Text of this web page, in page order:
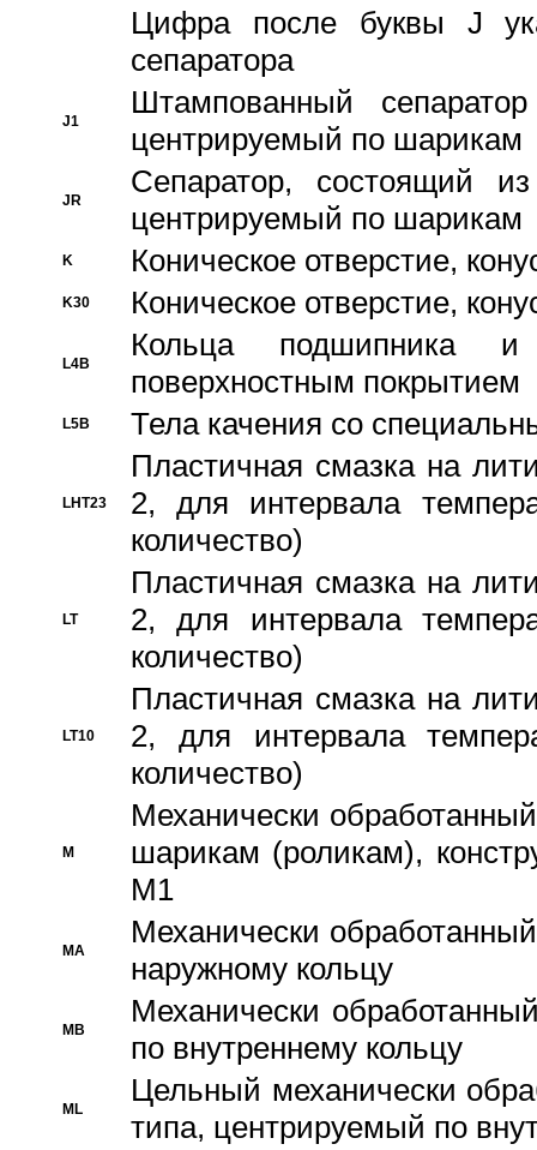
Цифра после буквы J
сепаратора
J1
Штампованный
центрируемый по шарикам
JR
Сепаратор, состоящий
центрируемый по шарикам
K Коническое отверстие,
K30 Коническое отверстие,
L4B
Кольца подшипника
поверхностным покрытием
L5B Тела качения со
LHT23
Пластичная смазка на
2, для интервала
количество)
LT
Пластичная смазка на
2, для интервала
количество)
LT10
Пластичная смазка на
2, для интервала
количество)
M
Механически
шарикам (роликам),
M1
MA
Механически
наружному кольцу
MB
Механически
по внутреннему кольцу
ML
Цельный механически
типа, центрируемый по